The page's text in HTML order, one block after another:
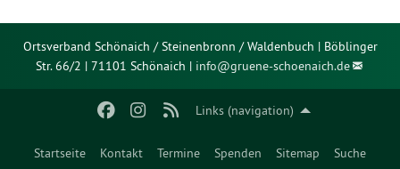
Links (navigation)
Startseite Kontakt Termine Spenden Sitemap Suche
Ortsverband Schönaich / Steinenbronn / Waldenbuch | Böblinger
Str. 66/2 | 71101 Schönaich | info@gruene-schoenaich.de